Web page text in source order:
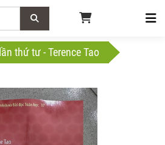
thứ tư - Terence Tao